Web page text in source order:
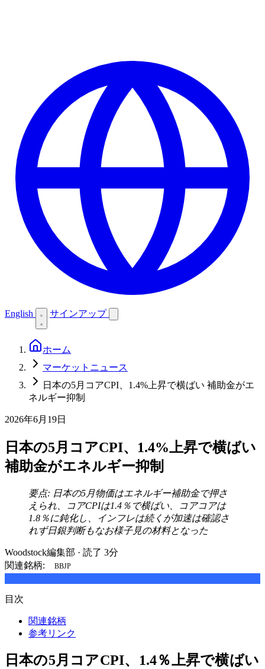
English サインアップ
ホーム
マーケットニュース
日本の5月コアCPI、1.4%上昇で横ばい 補助金がエ
ネルギー抑制
2026年6月19日
日本の5月コアCPI、1.4%上昇で横ばい
補助金がエネルギー抑制
要点: 日本の5月物価はエネルギー補助金で押さ
えられ、コアCPIは1.4％で横ばい、コアコアは
1.8％に鈍化し、インフレは続くが加速は確認さ
れず日銀判断もなお様子見の材料となった
Woodstock編集部 · 読了 3分
関連銘柄:
BBJP
目次
関連銘柄
参考リンク
日本の5月コアCPI、1.4％上昇で横ばい